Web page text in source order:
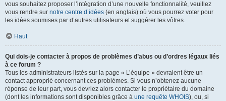
vous souhaitez proposer l’intégration d’une nouvelle fonctionnalité, veuillez
vous rendre sur notre centre d’idées (en anglais) où vous pourrez voter pour
les idées soumises par d’autres utilisateurs et suggérer les vôtres.
Haut
Qui dois-je contacter à propos de problèmes d’abus ou d’ordres légaux liés
à ce forum ?
Tous les administrateurs listés sur la page « L’équipe » devraient être un
contact approprié concernant ces problèmes. Si vous n’obtenez aucune
réponse de leur part, vous devriez alors contacter le propriétaire du domaine
(dont les informations sont disponibles grâce à une requête WHOIS), ou, si